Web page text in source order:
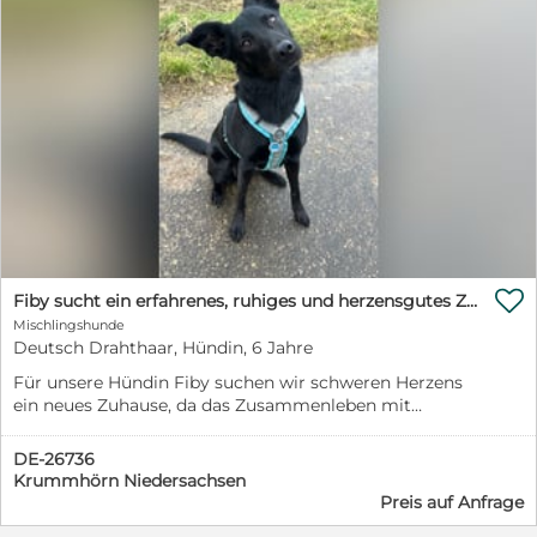
Fiby sucht ein erfahrenes, ruhiges und herzensgutes Zuhause
Mischlingshunde
Deutsch Drahthaar, Hündin, 6 Jahre
Für unsere Hündin Fiby suchen wir schweren Herzens
ein neues Zuhause, da das Zusammenleben mit
wichtig, offen und ehrlich zu beschreiben, was Fiby
braucht, damit sie langfristig bei den richtigen
Menschen ankommen kann. Fiby wurde am 04.04.2020

DE-26736
Krummhörn Niedersachsen
Preis auf Anfrage